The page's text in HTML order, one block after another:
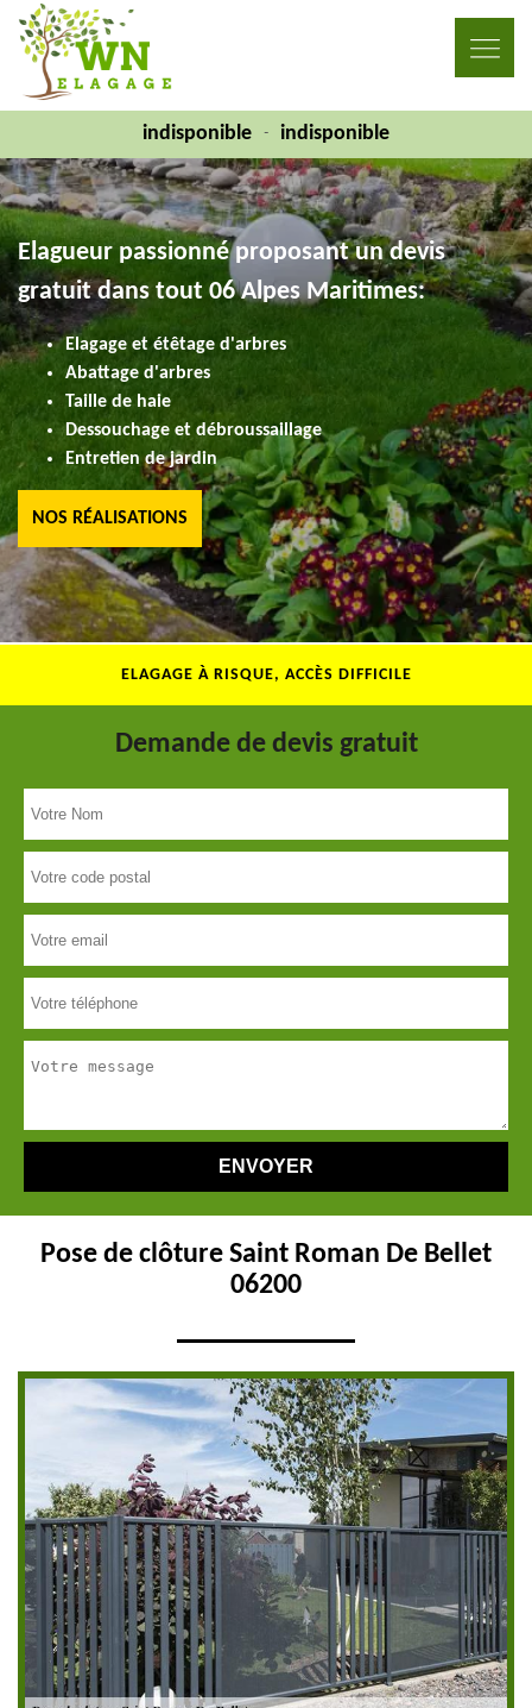
indisponible - indisponible
Elagueur passionné proposant un devis
gratuit dans tout 06 Alpes Maritimes:
Elagage et étêtage d'arbres
Abattage d'arbres
Taille de haie
Dessouchage et débroussaillage
Entretien de jardin
NOS RÉALISATIONS
ELAGAGE À RISQUE, ACCÈS DIFFICILE
Demande de devis gratuit
Pose de clôture Saint Roman De Bellet
06200